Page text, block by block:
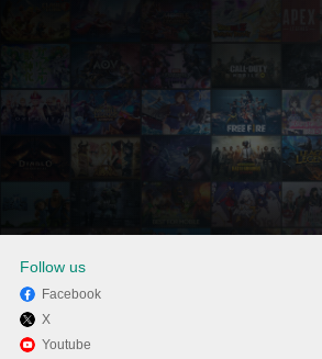
Utiliser MEmu
Follow us
Facebook
X
Youtube